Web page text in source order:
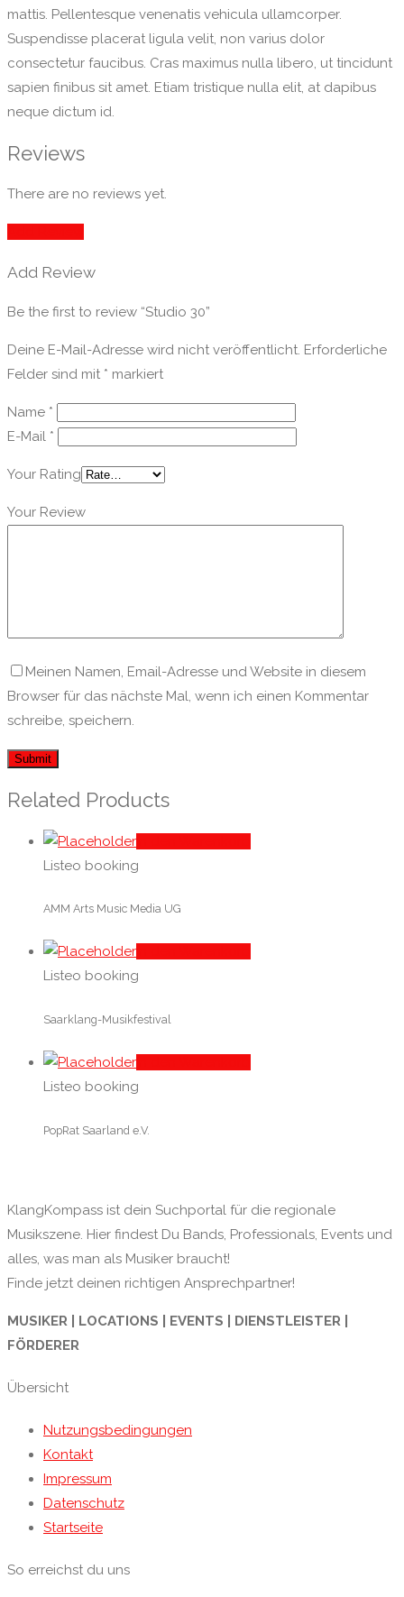
mattis. Pellentesque venenatis vehicula ullamcorper.
Suspendisse placerat ligula velit, non varius dolor
consectetur faucibus. Cras maximus nulla libero, ut tincidunt
sapien finibus sit amet. Etiam tristique nulla elit, at dapibus
neque dictum id.
Reviews
There are no reviews yet.
Add Review
Be the first to review “Studio 30”
Deine E-Mail-Adresse wird nicht veröffentlicht. Erforderliche
Felder sind mit * markiert
Name *
E-Mail *
Your Rating
Your Review
Meinen Namen, Email-Adresse und Website in diesem
Browser für das nächste Mal, wenn ich einen Kommentar
schreibe, speichern.
Related Products
Listeo booking
AMM Arts Music Media UG
Listeo booking
Saarklang-Musikfestival
Listeo booking
PopRat Saarland e.V.
KlangKompass ist dein Suchportal für die regionale
Musikszene. Hier findest Du Bands, Professionals, Events und
alles, was man als Musiker braucht!
Finde jetzt deinen richtigen Ansprechpartner!
MUSIKER | LOCATIONS | EVENTS | DIENSTLEISTER |
FÖRDERER
Übersicht
Nutzungsbedingungen
Kontakt
Impressum
Datenschutz
Startseite
So erreichst du uns